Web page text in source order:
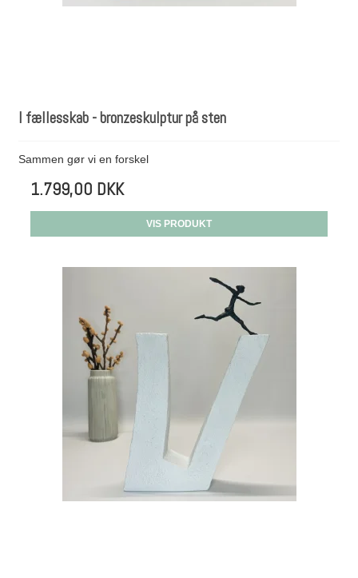
I fællesskab - bronzeskulptur på sten
Sammen gør vi en forskel
1.799,00 DKK
VIS PRODUKT